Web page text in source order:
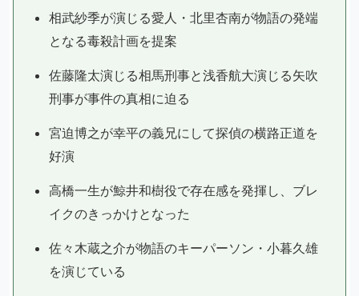
相武紗季が演じる愛人・北里杏南が物語の発端
となる毒殺計画を提案
佐藤隆太演じる相馬刑事と浅香航大演じる矢吹
刑事が事件の真相に迫る
宮迫博之が幸平の義兄にして探偵の横路正道を
好演
高橋一生が鯨井和樹役で存在感を発揮し、ブレ
イクのきっかけとなった
佐々木蔵之介が物語のキーパーソン・小暮久雄
を演じている